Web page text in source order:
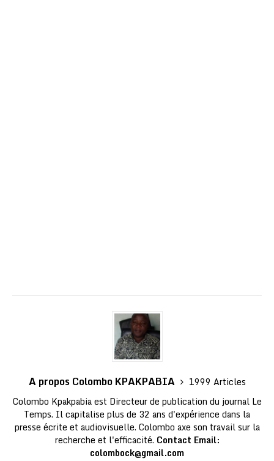
A propos Colombo KPAKPABIA
1999 Articles
Colombo Kpakpabia est Directeur de publication du journal Le
Temps. Il capitalise plus de 32 ans d'expérience dans la
presse écrite et audiovisuelle. Colombo axe son travail sur la
recherche et l'efficacité. Contact Email:
colombock@gmail.com